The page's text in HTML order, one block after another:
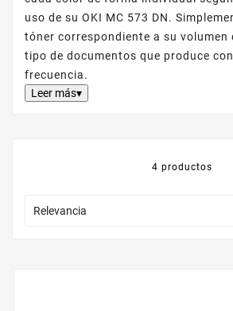
uso de su OKI MC 573 DN.
tóner correspondiente a su volumen
tipo de documentos que produce
frecuencia.
Leer más▾
4 productos
Relevancia